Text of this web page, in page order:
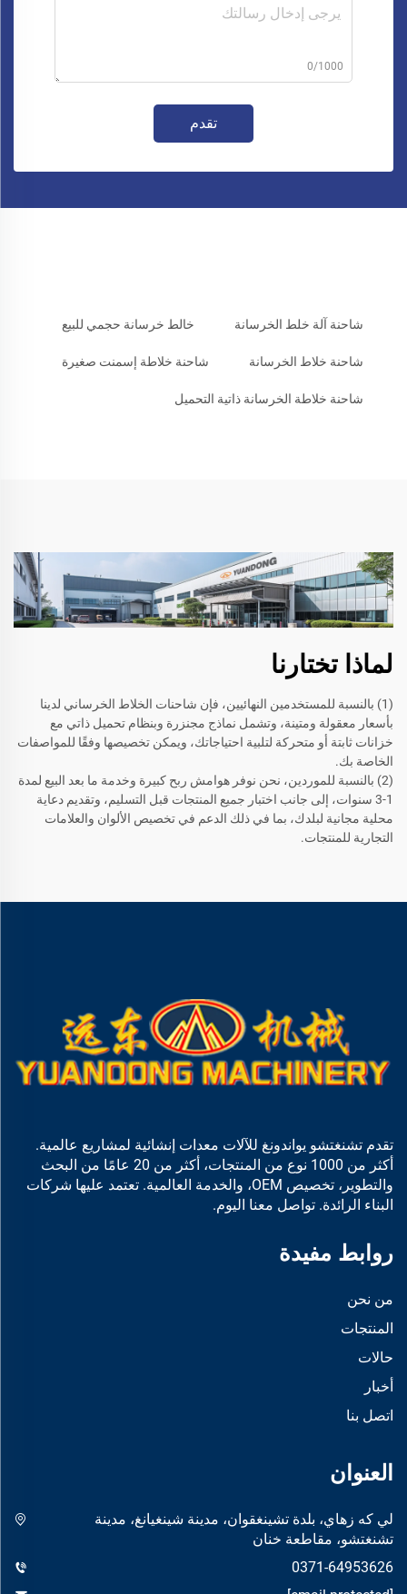
0/1000
تقدم
شاحنة آلة خلط الخرسانة خالط خرسانة حجمي للبيع
شاحنة خلاط الخرسانة شاحنة خلاطة إسمنت صغيرة
شاحنة خلاطة الخرسانة ذاتية التحميل
لماذا تختارنا
(1) بالنسبة للمستخدمين النهائيين، فإن شاحنات الخلاط الخرساني لدينا
بأسعار معقولة ومتينة، وتشمل نماذج مجنزرة وبنظام تحميل ذاتي مع
خزانات ثابتة أو متحركة لتلبية احتياجاتك، ويمكن تخصيصها وفقًا للمواصفات
الخاصة بك.
(2) بالنسبة للموردين، نحن نوفر هوامش ربح كبيرة وخدمة ما بعد البيع لمدة
1-3 سنوات، إلى جانب اختبار جميع المنتجات قبل التسليم، وتقديم دعاية
محلية مجانية لبلدك، بما في ذلك الدعم في تخصيص الألوان والعلامات
التجارية للمنتجات.
تقدم تشنغتشو يواندونغ للآلات معدات إنشائية لمشاريع عالمية.
أكثر من 1000 نوع من المنتجات، أكثر من 20 عامًا من البحث
والتطوير، تخصيص OEM، والخدمة العالمية. تعتمد عليها شركات
البناء الرائدة. تواصل معنا اليوم.
روابط مفيدة
من نحن
المنتجات
حالات
أخبار
اتصل بنا
العنوان
لي كه زهاي، بلدة تشينغقوان، مدينة شينغيانغ، مدينة
تشنغتشو، مقاطعة خنان
0371-64953626